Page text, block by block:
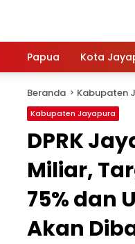
Papua
Kota
Beranda Kabupaten
Kabupaten Jayapura
DPRK
Miliar,
75% dan
Akan